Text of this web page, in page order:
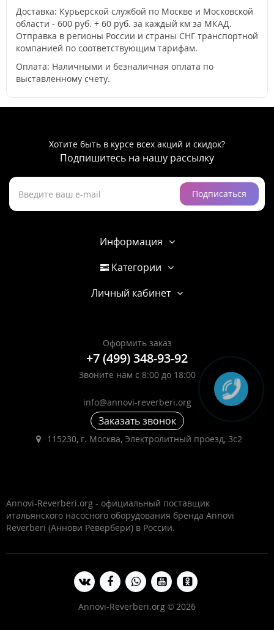
Доставка: Курьерской службой по Москве и Московской
области - 600 руб. + 60 руб. за каждый км за МКАД.
Отправка в регионы России и страны СНГ транспортной
компанией по соответствующим тарифам.
Оплата: Наличными и безналичная оплата по
выставленному счету.
Хотите быть в курсе всех акций и скидок?
Подпишитесь на нашу рассылку
Подписаться
Информация
Категории
Личный кабинет
Оформить заказ
+7 (499) 348-93-92
Звоните нам с 8:00 до 18:00
info@annovi-reverberi.org
Заказать звонок
115230, г. Москва, Электролитный проезд, 3с2
Annovi-Reverberi.org - официальный поставщик
итальянского насосного оборудования бренда Annovi
Reverberi (Аннови Ревербери) в России.
Annovi-Reverberi.org © 2026